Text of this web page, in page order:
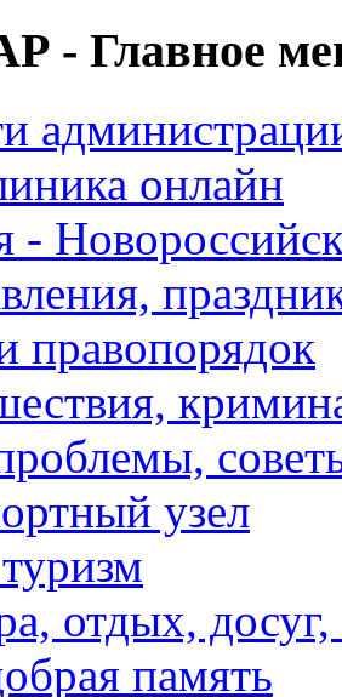
- Главное
онлайн
-
правопорядок
узел
отдых,
память